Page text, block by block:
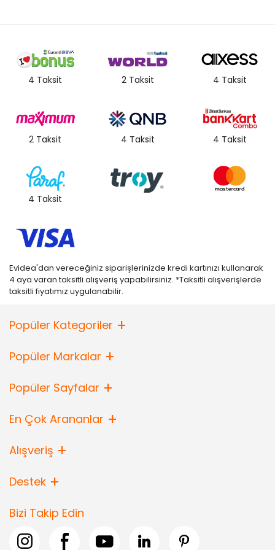
4 Taksit 2 Taksit 4 Taksit
2 Taksit 4 Taksit 4 Taksit
4 Taksit
Evidea'dan vereceğiniz siparişlerinizde kredi kartınızı kullanarak
4 aya varan taksitli alışveriş yapabilirsiniz. *Taksitli alışverişlerde
taksitli fiyatımız uygulanabilir.
Popüler Kategoriler
Popüler Markalar
Popüler Sayfalar
En Çok Arananlar
Alışveriş
Destek
Bizi Takip Edin